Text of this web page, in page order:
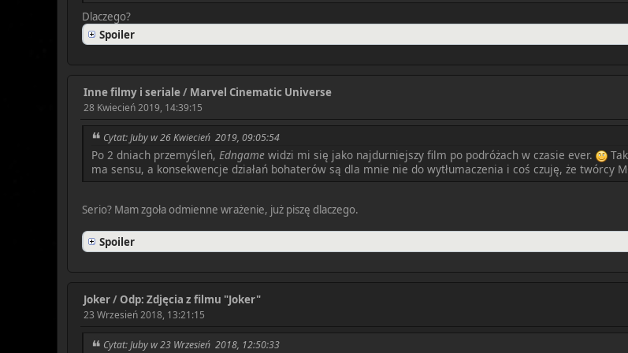
Dlaczego?
Spoiler
Inne filmy i seriale/ Marvel Cinematic Universe
28 Kwiecień 2019, 14:39:15
Cytat: Juby w 26 Kwiecień 2019, 09:05:54
Po 2 dniach przemyśleń, Edngame widzi mi się jako najdurniejszy film po podróżach w czasie ever.
ma sensu, a konsekwencje działań bohaterów są dla mnie nie do wytłumaczenia i coś czuję, że twórcy
Serio? Mam zgoła odmienne wrażenie, już piszę dlaczego.
Spoiler
Joker/Odp: Zdjęcia z filmu "Joker"
23 Wrzesień 2018, 13:21:15
Cytat: Juby w 23 Wrzesień 2018, 12:50:33